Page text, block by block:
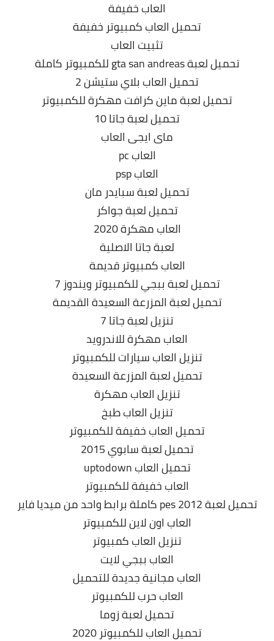
العاب خفيفة
تحميل العاب كمبيوتر خفيفة
تثبيت العاب
تحميل لعبة gta san andreas للكمبيوتر كاملة
تحميل العاب بلاي ستيشن 2
تحميل لعبة ماين كرافت مهكرة للكمبيوتر
تحميل لعبة جاتا 10
ماى ايجى العاب
العاب pc
العاب psp
تحميل لعبة سبايدر مان
تحميل لعبة جواكر
العاب مهكرة 2020
لعبة جاتا الاصلية
العاب كمبيوتر قديمة
تحميل لعبة ببجي للكمبيوتر ويندوز 7
تحميل لعبة المزرعة السعيدة القديمة
تنزيل لعبة جاتا 7
العاب مهكرة للاندرويد
تنزيل العاب سيارات للكمبيوتر
تحميل لعبة المزرعة السعيدة
تنزيل العاب مهكرة
تنزيل العاب طبخ
تحميل العاب خفيفة للكمبيوتر
تحميل لعبة سابوي 2015
تحميل العاب uptodown
العاب خفيفة للكمبيوتر
تحميل لعبة pes 2012 كاملة برابط واحد من ميديا فاير
العاب اون لاين للكمبيوتر
تنزيل العاب كمبيوتر
العاب ببجي لايت
العاب مجانية جديدة للتحميل
العاب حرب للكمبيوتر
تحميل لعبة زوما
تحميل العاب للكمبيوتر 2020